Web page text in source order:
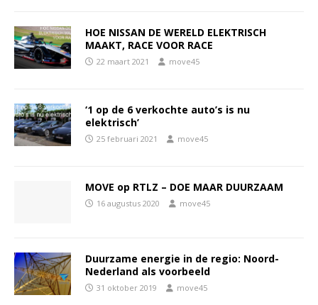
HOE NISSAN DE WERELD ELEKTRISCH
MAAKT, RACE VOOR RACE
22 maart 2021 move45
‘1 op de 6 verkochte auto’s is nu
elektrisch’
25 februari 2021 move45
MOVE op RTLZ – DOE MAAR DUURZAAM
16 augustus 2020 move45
Duurzame energie in de regio: Noord-
Nederland als voorbeeld
31 oktober 2019 move45